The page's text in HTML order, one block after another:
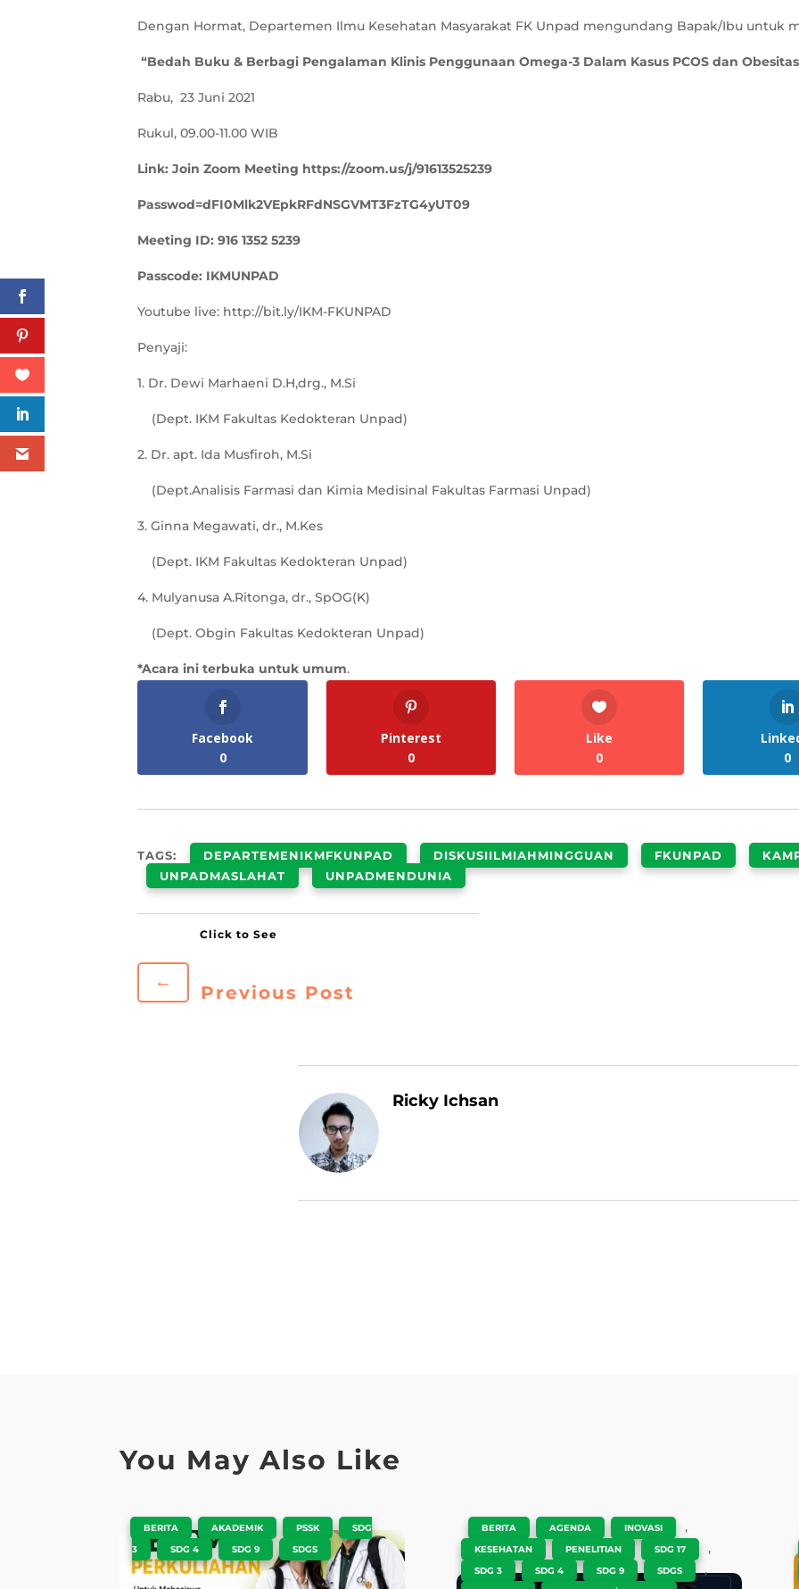
Dengan Hormat, Departemen Ilmu Kesehatan Masyarakat FK Unpad mengundang Bapak/Ibu untuk
“Bedah Buku & Berbagi Pengalaman Klinis Penggunaan Omega-3 Dalam Kasus PCOS dan
Rabu, 23 Juni 2021
Rukul, 09.00-11.00 WIB
Link: Join Zoom Meeting https://zoom.us/j/91613525239
Passwod=dFI0Mlk2VEpkRFdNSGVMT3FzTG4yUT09
Meeting ID: 916 1352 5239
Passcode: IKMUNPAD
Youtube live: http://bit.ly/IKM-FKUNPAD
Penyaji:
1. Dr. Dewi Marhaeni D.H,drg., M.Si
(Dept. IKM Fakultas Kedokteran Unpad)
2. Dr. apt. Ida Musfiroh, M.Si
(Dept.Analisis Farmasi dan Kimia Medisinal Fakultas Farmasi Unpad)
3. Ginna Megawati, dr., M.Kes
(Dept. IKM Fakultas Kedokteran Unpad)
4. Mulyanusa A.Ritonga, dr., SpOG(K)
(Dept. Obgin Fakultas Kedokteran Unpad)
*Acara ini terbuka untuk umum.
Facebook
0
Pinterest
0
Like
0
0
TAGS: DEPARTEMENIKMFKUNPAD DISKUSIILMIAHMINGGUAN FKUNPAD
UNPADMASLAHAT
UNPADMENDUNIA
←
Previous Post
Ricky Ichsan
You May Also Like
BERITA AKADEMIK PSSK
SDG
3
SDG 4 SDG 9 SDGS
BERITA AGENDA INOVASI ,
KESEHATAN PENELITIAN SDG 17 ,
SDG 3 SDG 4 SDG 9 SDGS ,